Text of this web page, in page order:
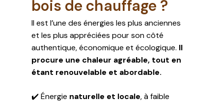
bois de chauffage ?
Il est l’une des énergies les plus anciennes
et les plus appréciées pour son côté
authentique, économique et écologique. Il
procure une chaleur agréable, tout en
étant renouvelable et abordable.
✔️ Énergie naturelle et locale, à faible